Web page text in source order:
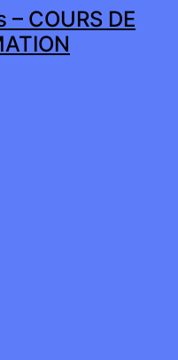
COURS DE